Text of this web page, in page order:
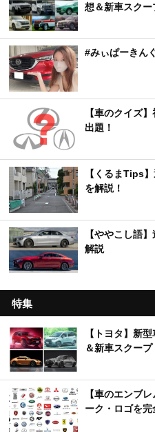
想＆新車スク
#みぃぱーきん
【車のクイズ
出題！
【くるまTips
を解説！
【ややこし語
解説
特集
【トヨタ】新
＆新車スクー
【車のエンブ
ーク・ロゴを完